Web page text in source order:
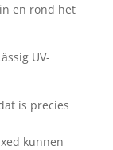
en rond het
UV-
is precies
kunnen